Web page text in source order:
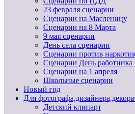
23 февраля сценарии
Сценарии на Масленицу
Сценарии на 8 Марта
9 мая сценарии
День села сценарии
Сценарии против
Сценарии День работника
Сценарии на 1 апреля
Школьные сценарии
Новый год
Для
Детский клипарт